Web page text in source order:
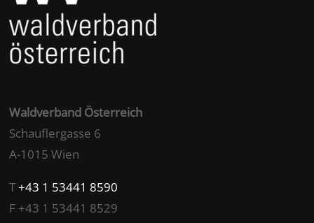
Waldverband Österreich
Schauflergasse 6
A-1015 Wien
T+43 1 53441 8590
F +43 1 53441 8529